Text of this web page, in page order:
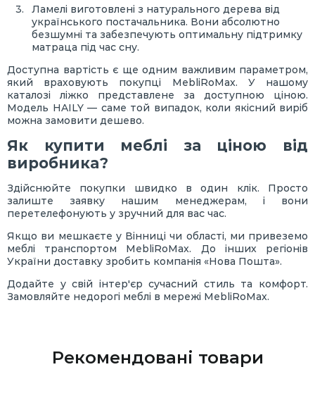
Ламелі виготовлені з натурального дерева від
українського постачальника. Вони абсолютно
безшумні та забезпечують оптимальну підтримку
матраца під час сну.
Доступна вартість є ще одним важливим параметром,
який враховують покупці MebliRoMax. У нашому
каталозі ліжко представлене за доступною ціною.
Модель HAILY — саме той випадок, коли якісний виріб
можна замовити дешево.
Як купити меблі за ціною від
виробника?
Здійснюйте покупки швидко в один клік. Просто
залиште заявку нашим менеджерам, і вони
перетелефонують у зручний для вас час.
Якщо ви мешкаєте у Вінниці чи області, ми привеземо
меблі транспортом MebliRoMax. До інших регіонів
України доставку зробить компанія «Нова Пошта».
Додайте у свій інтер'єр сучасний стиль та комфорт.
Замовляйте недорогі меблі в мережі MebliRoMax.
Рекомендовані товари